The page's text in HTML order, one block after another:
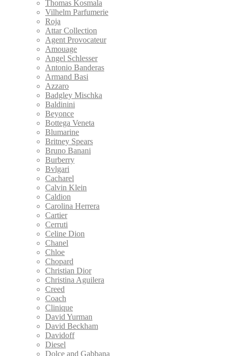
Thomas Kosmala
Vilhelm Parfumerie
Roja
Attar Collection
Agent Provocateur
Amouage
Angel Schlesser
Antonio Banderas
Armand Basi
Azzaro
Badgley Mischka
Baldinini
Beyonce
Bottega Veneta
Blumarine
Britney Spears
Bruno Banani
Burberry
Bvlgari
Cacharel
Calvin Klein
Caldion
Carolina Herrera
Cartier
Cerruti
Celine Dion
Chanel
Chloe
Chopard
Christian Dior
Christina Aguilera
Creed
Coach
Clinique
David Yurman
David Beckham
Davidoff
Diesel
Dolce and Gabbana